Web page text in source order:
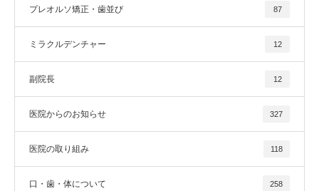
プレオルソ矯正・歯並び 87
ミラクルデンチャー 12
副院長 12
医院からのお知らせ 327
医院の取り組み 118
口・歯・体について 258